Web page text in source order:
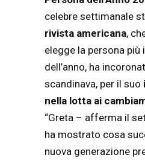
celebre settimanale
rivista americana,
elegge la persona più
dell’anno, ha
scandinava, per il suo
nella lotta ai
“Greta – afferma il
ha mostrato cosa
nuova generazione